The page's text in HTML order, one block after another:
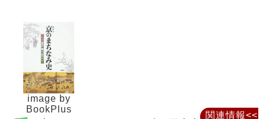
image by
BookPlus
関連情報<<